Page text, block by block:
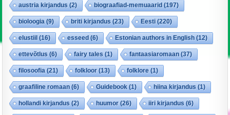
austria kirjandus (2) biograafiad-memuaarid (197)
bioloogia (9) briti kirjandus (23) Eesti (220)
elustiil (16) esseed (6) Estonian authors in English (12)
ettevõtlus (6) fairy tales (1) fantaasiaromaan (37)
filosoofia (21) folkloor(13) folklore (1)
graafiline romaan (6) Guidebook (1) hiina kirjandus (1)
hollandi kirjandus (2) huumor(26) iiri kirjandus (6)